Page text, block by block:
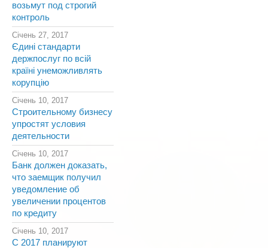
возьмут под строгий
контроль
Січень 27, 2017
Єдині стандарти
держпослуг по всій
країні унеможливлять
корупцію
Січень 10, 2017
Строительному бизнесу
упростят условия
деятельности
Січень 10, 2017
Банк должен доказать,
что заемщик получил
уведомление об
увеличении процентов
по кредиту
Січень 10, 2017
С 2017 планируют